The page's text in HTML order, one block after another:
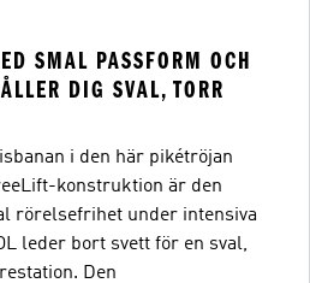
SMAL PASSFORM OCH
DIG SVAL, TORR
i den här pikétröjan
konstruktion är den
rörelsefrihet under intensiva
leder bort svett för en sval,
Den